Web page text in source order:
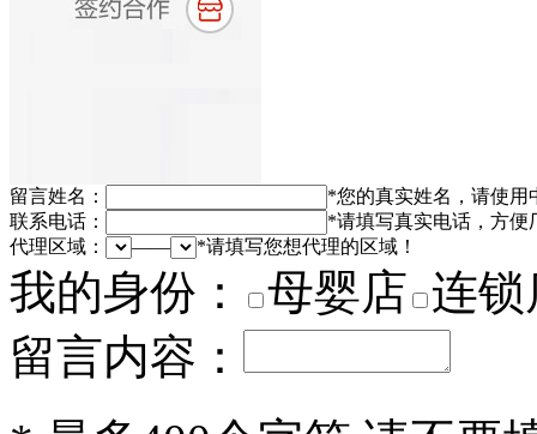
留言姓名： *您的真实姓名，请使用
联系电话：
*请填写真实电话，方便
代理区域：
—— *请填写您想代理的区域！
我的身份： 母婴店 连锁
留言内容：